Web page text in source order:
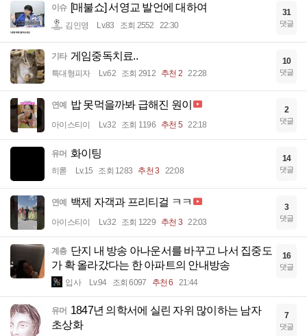
이슈 [매불쇼] 서영교 발언에 대하여
김인영 Lv.83 조회 2552 22:30
31
댓글
기타 게임중독치료..
특대형피자 Lv.62 조회 2912 추천 2 22:28
10
댓글
연예 밥 못먹을까봐 급해진 원이
아이스티이 Lv.32 조회 1196 추천 5 22:18
2
댓글
유머 화이팅
히롣 Lv.15 조회 1283 추천 3 22:08
14
댓글
연예 백제 자객과 프리티걸 ㅋㅋ
아이스티이 Lv.32 조회 1229 추천 3 22:03
3
댓글
계층 단지 내 방송 아나운서를 바꾸고 나서 집중도
가 확 올라갔다는 한 아파트의 안내방송
입사 Lv.94 조회 6097 추천 6 21:44
16
댓글
유머 1847년 의학서에 실린 자위 많이하는 남자
초상화
7
댓글